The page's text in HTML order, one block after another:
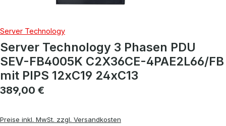
Server Technology
Server Technology 3 Phasen PDU
SEV-FB4005K C2X36CE-4PAE2L66/FB
mit PIPS 12xC19 24xC13
Regulärer Preis:
389,00 €
Preise inkl. MwSt. zzgl. Versandkosten